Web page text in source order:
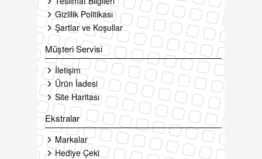
Gizlilik Politikası
Şartlar ve Koşullar
Müşteri Servisi
İletişim
Ürün İadesi
Site Haritası
Ekstralar
Markalar
Hediye Çeki